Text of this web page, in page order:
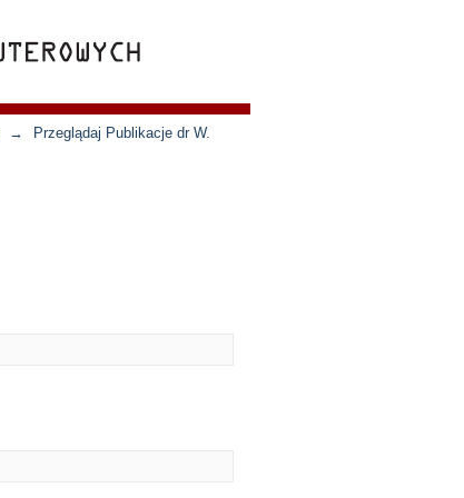
→
Przeglądaj Publikacje dr W.